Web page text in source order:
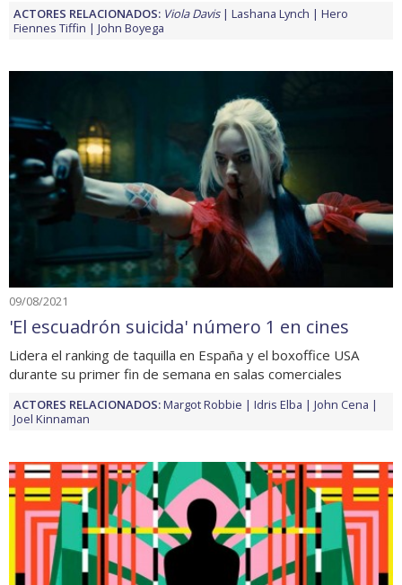
ACTORES RELACIONADOS: Viola Davis Lashana Lynch
Hero
Fiennes Tiffin
John Boyega
09/08/2021
'El escuadrón suicida' número 1 en cines
Lidera el ranking de taquilla en España y el boxoffice USA
durante su primer fin de semana en salas comerciales
ACTORES RELACIONADOS:Margot Robbie Idris Elba
John Cena
Joel Kinnaman